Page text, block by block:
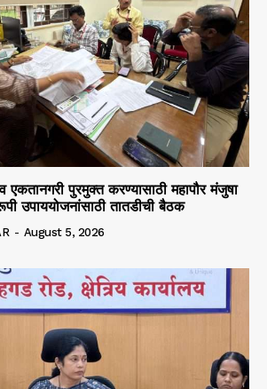
एकतानगरी पुरमुक्त करण्यासाठी महापौर मंजुषा
उपाययोजनांसाठी तातडीची बैठक
- August 5, 2026